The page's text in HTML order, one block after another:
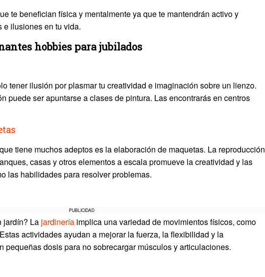
te benefician física y mentalmente ya que te mantendrán activo y
e ilusiones en tu vida.
hobbies para jubilados
tener ilusión por plasmar tu creatividad e imaginación sobre un lienzo.
puede ser apuntarse a clases de pintura. Las encontrarás en centros
que tiene muchos adeptos es la elaboración de maquetas. La reproducción
casas y otros elementos a escala promueve la creatividad y las
las habilidades para resolver problemas.
PUBLICIDAD
jardín? La jardinería implica una variedad de movimientos físicos, como
actividades ayudan a mejorar la fuerza, la flexibilidad y la
pequeñas dosis para no sobrecargar músculos y articulaciones.